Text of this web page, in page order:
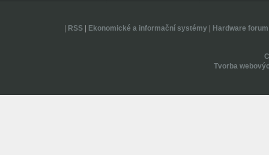
RSS| Ekonomické a informační systémy| Hardware forum
Tvorba